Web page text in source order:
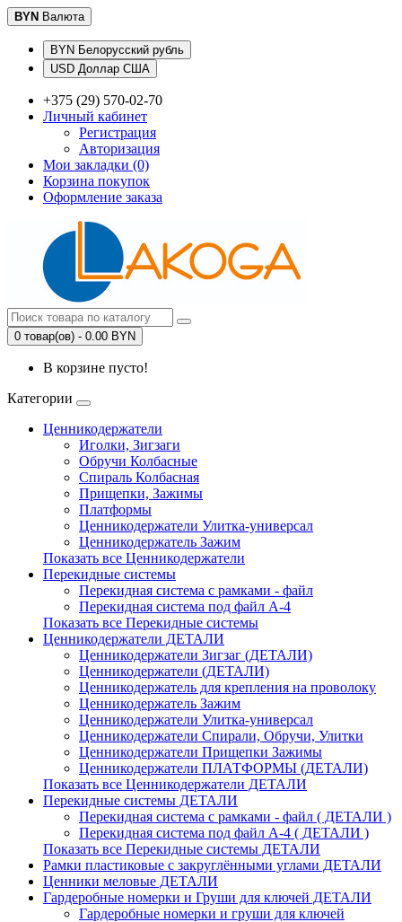
BYN Валюта
BYN Белорусский рубль
USD Доллар США
+375 (29) 570-02-70
Личный кабинет
Регистрация
Авторизация
Мои закладки (0)
Корзина покупок
Оформление заказа
0 товар(ов) - 0.00 BYN
В корзине пусто!
Категории
Ценникодержатели
Иголки, Зигзаги
Обручи Колбасные
Cпираль Колбасная
Прищепки, Зажимы
Платформы
Ценникодержатели Улитка-универсал
Ценникодержатель Зажим
Показать все Ценникодержатели
Перекидные системы
Перекидная система с рамками - файл
Перекидная система под файл А-4
Показать все Перекидные системы
Ценникодержатели ДЕТАЛИ
Ценникодержатели Зигзаг (ДЕТАЛИ)
Ценникодержатели (ДЕТАЛИ)
Ценникодержатель для крепления на проволоку
Ценникодержатель Зажим
Ценникодержатели Улитка-универсал
Ценникодержатели Спирали, Обручи, Улитки
Ценникодержатели Прищепки Зажимы
Ценникодержатели ПЛАТФОРМЫ (ДЕТАЛИ)
Показать все Ценникодержатели ДЕТАЛИ
Перекидные системы ДЕТАЛИ
Перекидная система с рамками - файл ( ДЕТАЛИ )
Перекидная система под файл А-4 ( ДЕТАЛИ )
Показать все Перекидные системы ДЕТАЛИ
Рамки пластиковые c закруглёнными углами ДЕТАЛИ
Ценники меловые ДЕТАЛИ
Гардеробные номерки и Груши для ключей ДЕТАЛИ
Гардеробные номерки и груши для ключей